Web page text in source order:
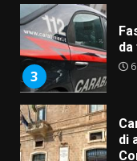
3
6
di